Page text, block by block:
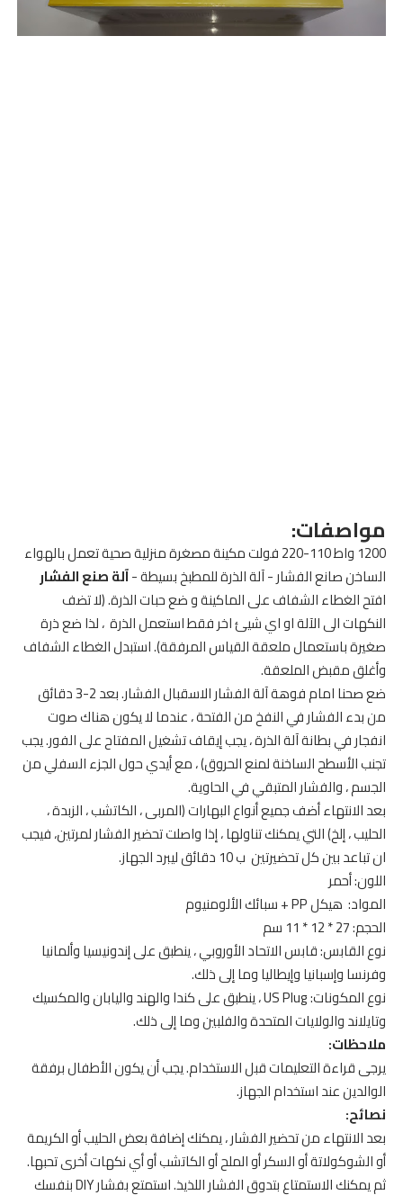
مواصفات:
1200 واط 110-220 فولت مكينة مصغرة منزلية صحية تعمل بالهواء
الساخن صانع الفشار - آلة الذرة للمطبخ بسيطة -آلة صنع الفشار
افتح الغطاء الشفاف على الماكينة و ضع حبات الذرة. (لا تضف
النكهات الى الآلة او اي شيئ اخر فقط استعمل الذرة ، لذا ضع ذرة
صغيرة باستعمال ملعقة القياس المرفقة). استبدل الغطاء الشفاف
وأغلق مقبض الملعقة.
ضع صحنا امام فوهة آلة الفشار الاسقبال الفشار. بعد 2-3 دقائق
من بدء الفشار في النفخ من الفتحة ، عندما لا يكون هناك صوت
انفجار في بطانة آلة الذرة ، يجب إيقاف تشغيل المفتاح على الفور. يجب
تجنب الأسطح الساخنة لمنع الحروق) ، مع أيدي حول الجزء السفلي من
الجسم ، والفشار المتبقي في الحاوية.
بعد الانتهاء أضف جميع أنواع البهارات (المربى ، الكاتشب ، الزبدة ،
الحليب ، إلخ) التي يمكنك تناولها ، إذا واصلت تحضير الفشار لمرتين، فيجب
ان تباعد بين كل تحضيرتين ب 10 دقائق ليبرد الجهاز.
اللون: أحمر
المواد: هيكل PP + سبائك الألومنيوم
الحجم: 27 * 12 * 11 سم
نوع القابس: قابس الاتحاد الأوروبي ، ينطبق على إندونيسيا وألمانيا
وفرنسا وإسبانيا وإيطاليا وما إلى ذلك.
نوع المكونات: US Plug ، ينطبق على كندا والهند واليابان والمكسيك
وتايلاند والولايات المتحدة والفلبين وما إلى ذلك.
ملاحظات:
يرجى قراءة التعليمات قبل الاستخدام. يجب أن يكون الأطفال برفقة
الوالدين عند استخدام الجهاز.
نصائح:
بعد الانتهاء من تحضير الفشار ، يمكنك إضافة بعض الحليب أو الكريمة
أو الشوكولاتة أو السكر أو الملح أو الكاتشب أو أي نكهات أخرى تحبها.
ثم يمكنك الاستمتاع بتدوق الفشار اللذيذ. استمتع بفشار DIY بنفسك